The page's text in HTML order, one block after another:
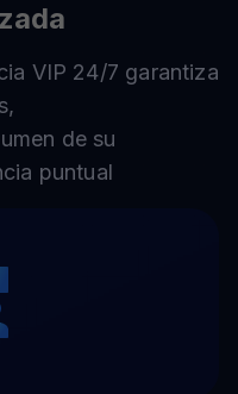
VIP 24/7 garantiza
de su
puntual